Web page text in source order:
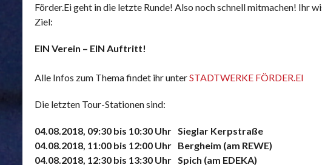
Förder.Ei geht in die letzte Runde! Also noch schnell mitmachen! Ihr
Ziel:
EIN Verein – EIN Auftritt!
Alle Infos zum Thema findet ihr unterSTADTWERKE FÖRDER.EI
Die letzten Tour-Stationen sind:
04.08.2018, 09:30 bis 10:30 Uhr Sieglar Kerpstraße
04.08.2018, 11:00 bis 12:00 Uhr Bergheim (am REWE)
04.08.2018, 12:30 bis 13:30 Uhr Spich (am EDEKA)